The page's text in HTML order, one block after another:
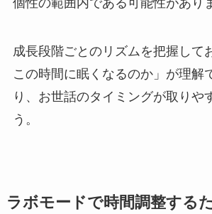
個性の範囲内である可能性があり
成長段階ごとのリズムを把握して
この時間に眠くなるのか」が理解
り、お世話のタイミングが取りや
う。
ラボモードで時間調整する